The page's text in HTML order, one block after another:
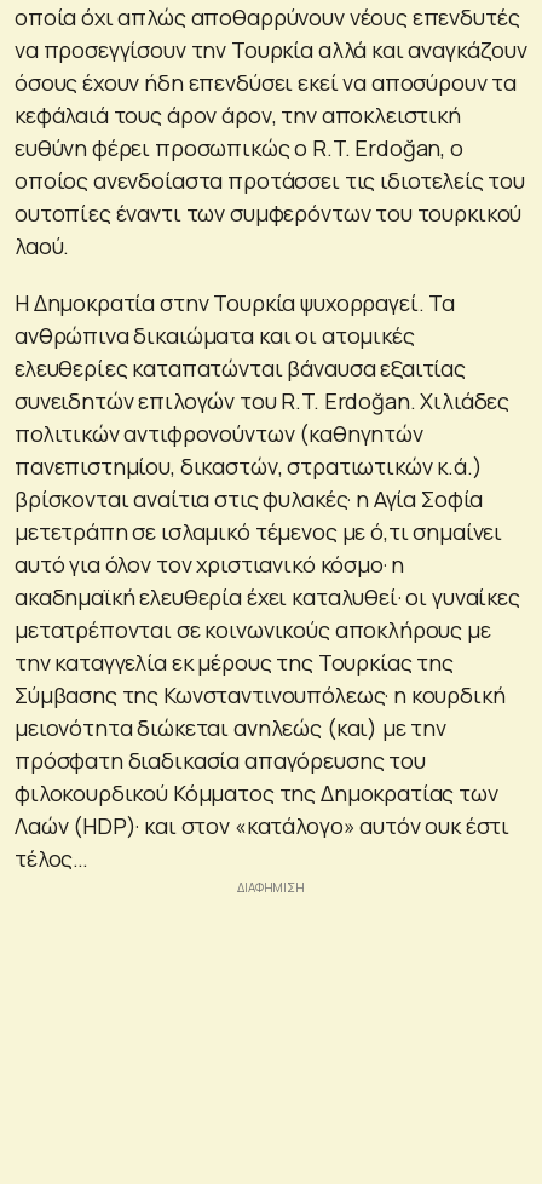
οποία όχι απλώς αποθαρρύνουν νέους επενδυτές
να προσεγγίσουν την Τουρκία αλλά και αναγκάζουν
όσους έχουν ήδη επενδύσει εκεί να αποσύρουν τα
κεφάλαιά τους άρον άρον, την αποκλειστική
ευθύνη φέρει προσωπικώς ο R.T. Erdoğan, ο
οποίος ανενδοίαστα προτάσσει τις ιδιοτελείς του
ουτοπίες έναντι των συμφερόντων του τουρκικού
λαού.
Η Δημοκρατία στην Τουρκία ψυχορραγεί. Τα
ανθρώπινα δικαιώματα και οι ατομικές
ελευθερίες καταπατώνται βάναυσα εξαιτίας
συνειδητών επιλογών του R.T. Erdoğan. Χιλιάδες
πολιτικών αντιφρονούντων (καθηγητών
πανεπιστημίου, δικαστών, στρατιωτικών κ.ά.)
βρίσκονται αναίτια στις φυλακές· η Αγία Σοφία
μετετράπη σε ισλαμικό τέμενος με ό,τι σημαίνει
αυτό για όλον τον χριστιανικό κόσμο· η
ακαδημαϊκή ελευθερία έχει καταλυθεί· οι γυναίκες
μετατρέπονται σε κοινωνικούς αποκλήρους με
την καταγγελία εκ μέρους της Τουρκίας της
Σύμβασης της Κωνσταντινουπόλεως· η κουρδική
μειονότητα διώκεται ανηλεώς (και) με την
πρόσφατη διαδικασία απαγόρευσης του
φιλοκουρδικού Κόμματος της Δημοκρατίας των
Λαών (HDP)· και στον «κατάλογο» αυτόν ουκ έστι
τέλος…